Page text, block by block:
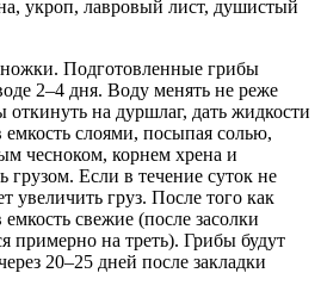
укроп, лавровый лист, душистый
ножки. Подготовленные грибы
2–4 дня. Воду менять не реже
откинуть на дуршлаг, дать жидкости
слоями, посыпая солью,
чесноком, корнем хрена и
Если в течение суток не
увеличить груз. После того как
свежие (после засолки
примерно на треть). Грибы будут
20–25 дней после закладки